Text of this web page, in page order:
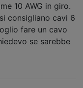
10 AWG in giro.
consigliano cavi 6
fare un cavo
se sarebbe